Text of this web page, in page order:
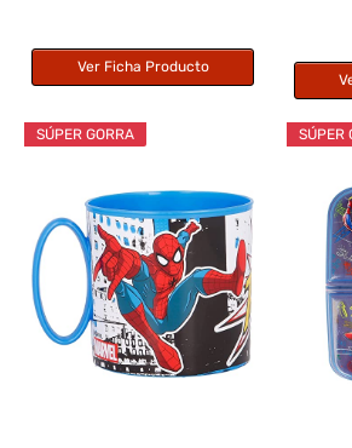
Ver Ficha Producto
SÚPER GORRA SÚPER